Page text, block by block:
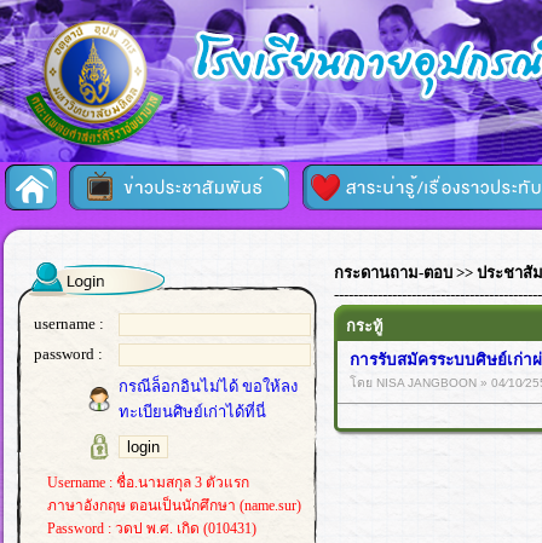
username :
password :
กรณีล็อกอินไม่ได้ ขอให้ลง
ทะเบียนศิษย์เก่าได้ที่นี่
Username : ชื่อ.นามสกุล 3 ตัวแรก
ภาษาอังกฤษ ตอนเป็นนักศึกษา (name.sur)
Password : วดป พ.ศ. เกิด (010431)
กระดานถาม-ตอบ >> ประชาสั
กระทู้
การรับสมัครระบบศิษย์เก่า
โดย NISA JANGBOON »